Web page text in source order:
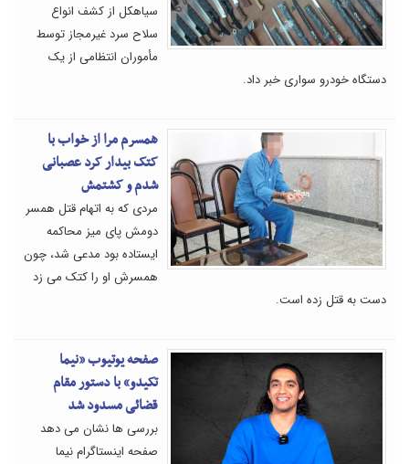
سیاهکل از کشف انواع
سلاح سرد غیرمجاز توسط
مأموران انتظامی از یک
دستگاه خودرو سواری خبر داد.
همسرم مرا از خواب با
کتک بیدار کرد عصبانی
شدم و کشتمش
مردی که به اتهام قتل همسر
دومش پای میز محاکمه
ایستاده بود مدعی شد، چون
همسرش او را کتک می زد
دست به قتل زده است.
صفحه یوتیوب «نیما
تکیدو» با دستور مقام
قضائی مسدود شد
بررسی ها نشان می دهد
صفحه اینستاگرام نیما